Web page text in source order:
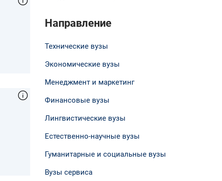
Направление
Технические вузы
Экономические вузы
Менеджмент и маркетинг
Финансовые вузы
Лингвистические вузы
Естественно-научные вузы
Гуманитарные и социальные вузы
Вузы сервиса